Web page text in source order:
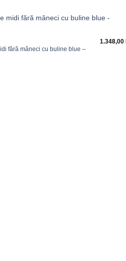
la
fără mâneci cu buline blue –
1.348,00